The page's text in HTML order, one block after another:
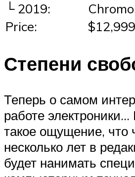
└ 2019:
Price:
$12,999
Степени
Теперь о самом
работе
такое ощущение, что
несколько лет в
будет нанимать